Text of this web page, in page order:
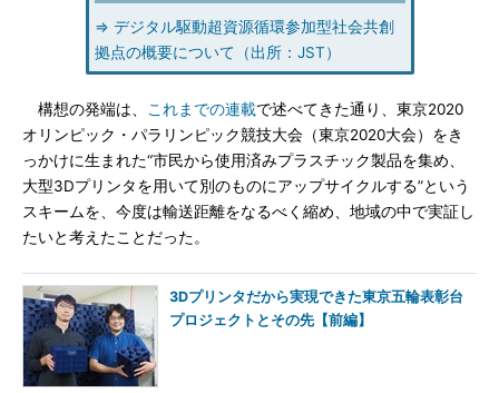
⇒ デジタル駆動超資源循環参加型社会共創
拠点の概要について（出所：JST）
構想の発端は、 これまでの連載で述べてきた通り、東京2020
オリンピック・パラリンピック競技大会（東京2020大会）をき
っかけに生まれた“市民から使用済みプラスチック製品を集め、
大型3Dプリンタを用いて別のものにアップサイクルする”という
スキームを、今度は輸送距離をなるべく縮め、地域の中で実証し
たいと考えたことだった。
3Dプリンタだから実現できた東京五輪表彰台
プロジェクトとその先【前編】